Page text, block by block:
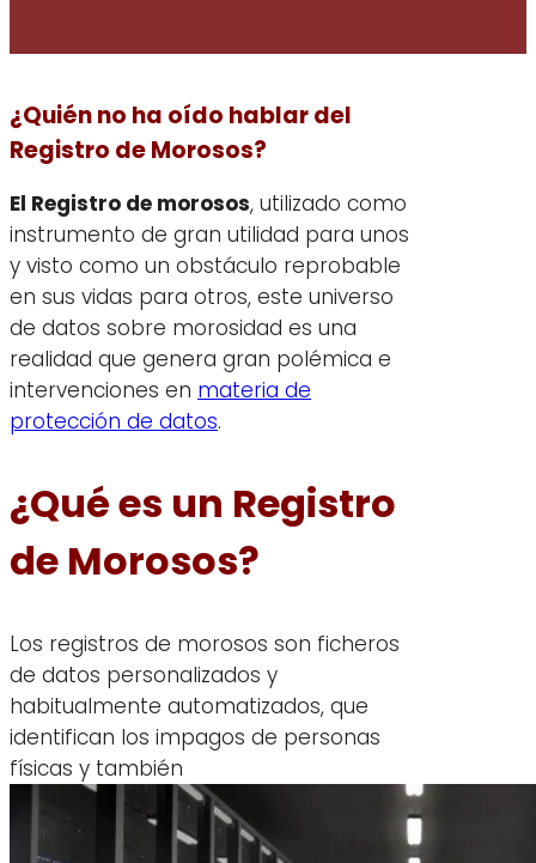
¿Quién no ha oído hablar del
Registro de Morosos?
El Registro de morosos, utilizado como
instrumento de gran utilidad para unos
y visto como un obstáculo reprobable
en sus vidas para otros, este universo
de datos sobre morosidad es una
realidad que genera gran polémica e
intervenciones en materia de
protección de datos.
¿Qué es un Registro
de Morosos?
Los registros de morosos son ficheros
de datos personalizados y
habitualmente automatizados, que
identifican los impagos de personas
físicas y también